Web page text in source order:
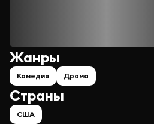
Страны
США
Жанры
Комедия Драма